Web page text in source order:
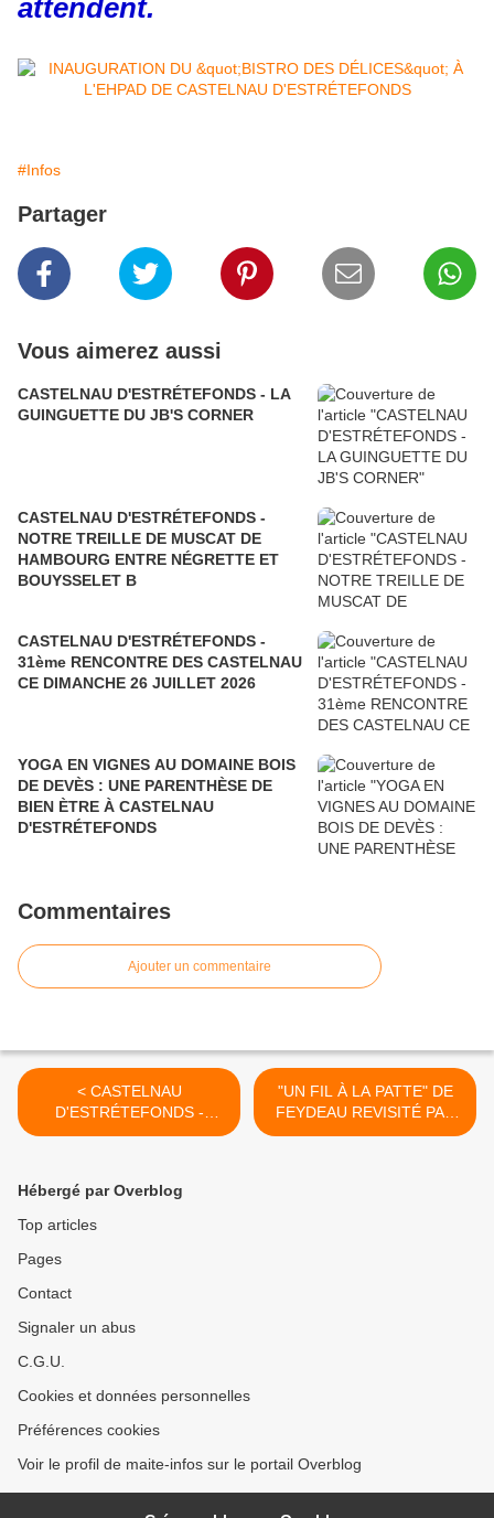
attendent.
#Infos
Partager
Vous aimerez aussi
CASTELNAU D'ESTRÉTEFONDS - LA
GUINGUETTE DU JB'S CORNER
CASTELNAU D'ESTRÉTEFONDS -
NOTRE TREILLE DE MUSCAT DE
HAMBOURG ENTRE NÉGRETTE ET
BOUYSSELET B
CASTELNAU D'ESTRÉTEFONDS -
31ème RENCONTRE DES CASTELNAU
CE DIMANCHE 26 JUILLET 2026
YOGA EN VIGNES AU DOMAINE BOIS
DE DEVÈS : UNE PARENTHÈSE DE
BIEN ÈTRE À CASTELNAU
D'ESTRÉTEFONDS
Commentaires
Ajouter un commentaire
< CASTELNAU
D'ESTRÉTEFONDS -
MÉDIATHÈQUE RÉMY
"UN FIL À LA PATTE" DE
FEYDEAU REVISITÉ PAR
LE GRENIER DE
Hébergé par Overblog
Top articles
Pages
Contact
Signaler un abus
C.G.U.
Cookies et données personnelles
Préférences cookies
Voir le profil de maite-infos sur le portail Overblog